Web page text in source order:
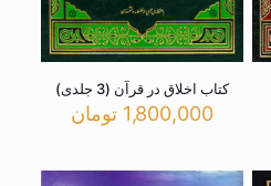
کتاب اخلاق در قرآن (3 جلدی)
1,800,000 تومان